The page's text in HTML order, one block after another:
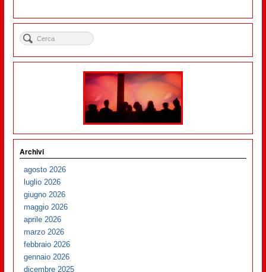
Archivi
agosto 2026
luglio 2026
giugno 2026
maggio 2026
aprile 2026
marzo 2026
febbraio 2026
gennaio 2026
dicembre 2025